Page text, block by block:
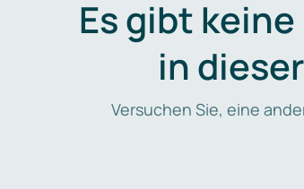
Es gibt
in
Versuchen Sie, eine